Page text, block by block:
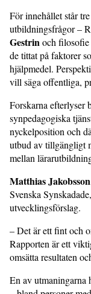
För innehållet står
utbildningsfrågor –
Gestrinoch
de tittat på faktorer
hjälpmedel.
vill säga offentliga,
Forskarna efterlyser
synpedagogiska
nyckelposition och
utbud av tillgängligt
mellan
Matthias Jakobsson
Svenska
utvecklingsförslag.
– Det är ett fint och
Rapporten är ett
omsätta resultaten
En av utmaningarna